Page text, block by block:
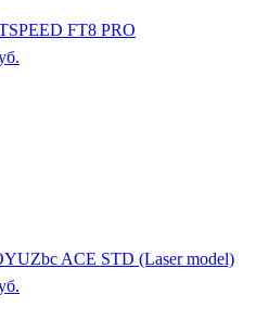
FT8 PRO
ACE STD (Laser model)